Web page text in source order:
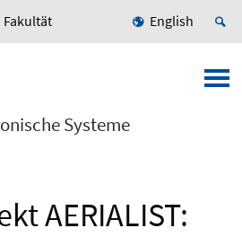
Fakultät English
Systeme
AERIALIST: